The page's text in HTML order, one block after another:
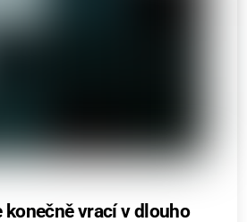
konečně vrací v dlouho